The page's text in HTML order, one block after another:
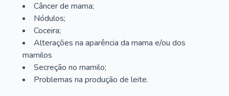
Câncer de mama;
Nódulos;
Coceira;
Alterações na aparência da mama e/ou dos
mamilos
Secreção no mamilo;
Problemas na produção de leite.